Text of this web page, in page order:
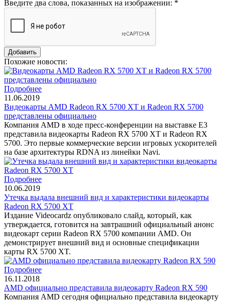
Введите два слова, показанных на изображении: *
Похожие новости:
Подробнее
11.06.2019
Видеокарты AMD Radeon RX 5700 XT и Radeon RX 5700
представлены официально
Компания AMD в ходе пресс-конференции на выставке E3
представила видеокарты Radeon RX 5700 XT и Radeon RX
5700. Это первые коммерческие версии игровых ускорителей
на базе архитектуры RDNA из линейки Navi.
Подробнее
10.06.2019
Утечка выдала внешний вид и характеристики видеокарты
Radeon RX 5700 XT
Издание Videocardz опубликовало слайд, который, как
утверждается, готовится на завтрашний официальный анонс
видеокарт серии Radeon RX 5700 компании AMD. Он
демонстрирует внешний вид и основные спецификации
карты RX 5700 XT.
Подробнее
16.11.2018
AMD официально представила видеокарту Radeon RX 590
Компания AMD сегодня официально представила видеокарту